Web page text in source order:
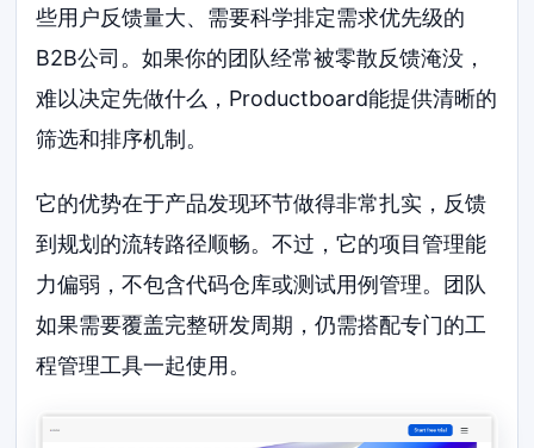
些用户反馈量大、需要科学排定需求优先级的
B2B公司。如果你的团队经常被零散反馈淹没，
难以决定先做什么，Productboard能提供清晰的
筛选和排序机制。
它的优势在于产品发现环节做得非常扎实，反馈
到规划的流转路径顺畅。不过，它的项目管理能
力偏弱，不包含代码仓库或测试用例管理。团队
如果需要覆盖完整研发周期，仍需搭配专门的工
程管理工具一起使用。